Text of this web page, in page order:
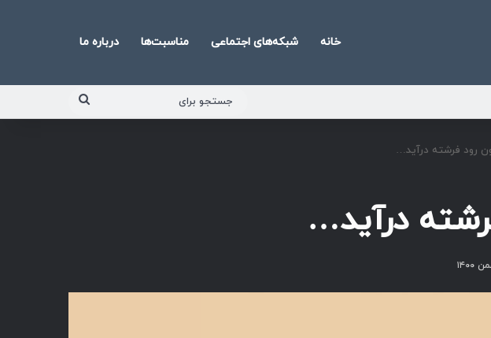
خانه شبکه‌های اجتماعی مناسبت‌ها درباره ما
رود فرشته درآید…
درآید…